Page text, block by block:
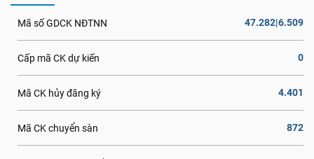
Mã số GDCK NĐTNN 47.282|6.509
Cấp mã CK dự kiến 0
Mã CK hủy đăng ký 4.401
Mã CK chuyển sàn 872